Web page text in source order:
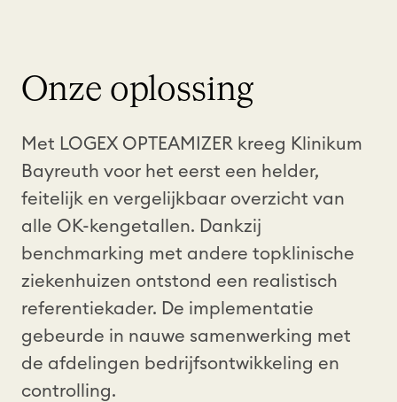
Onze oplossing
Met LOGEX OPTEAMIZER kreeg Klinikum
Bayreuth voor het eerst een helder,
feitelijk en vergelijkbaar overzicht van
alle OK- kengetallen. Dankzij
benchmarking met andere topklinische
ziekenhuizen ontstond een realistisch
referentiekader. De implementatie
gebeurde in nauwe samenwerking met
de afdelingen bedrijfsontwikkeling en
controlling.